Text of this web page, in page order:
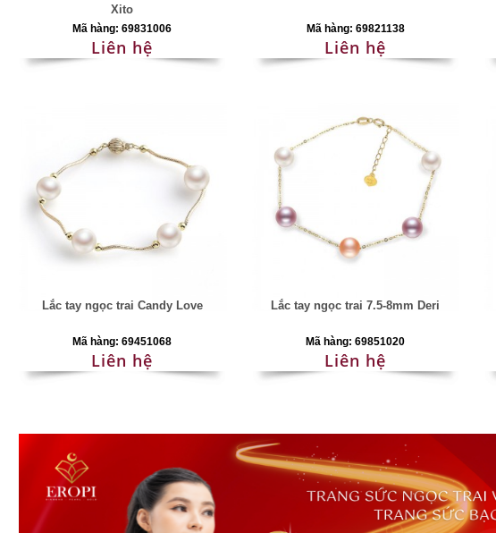
Xito
Mã hàng: 69831006
Liên hệ
Mã hàng: 69821138
Liên hệ
Lắc tay ngọc trai Candy Love
Mã hàng: 69451068
Liên hệ
Lắc tay ngọc trai 7.5-8mm Deri
Mã hàng: 69851020
Liên hệ